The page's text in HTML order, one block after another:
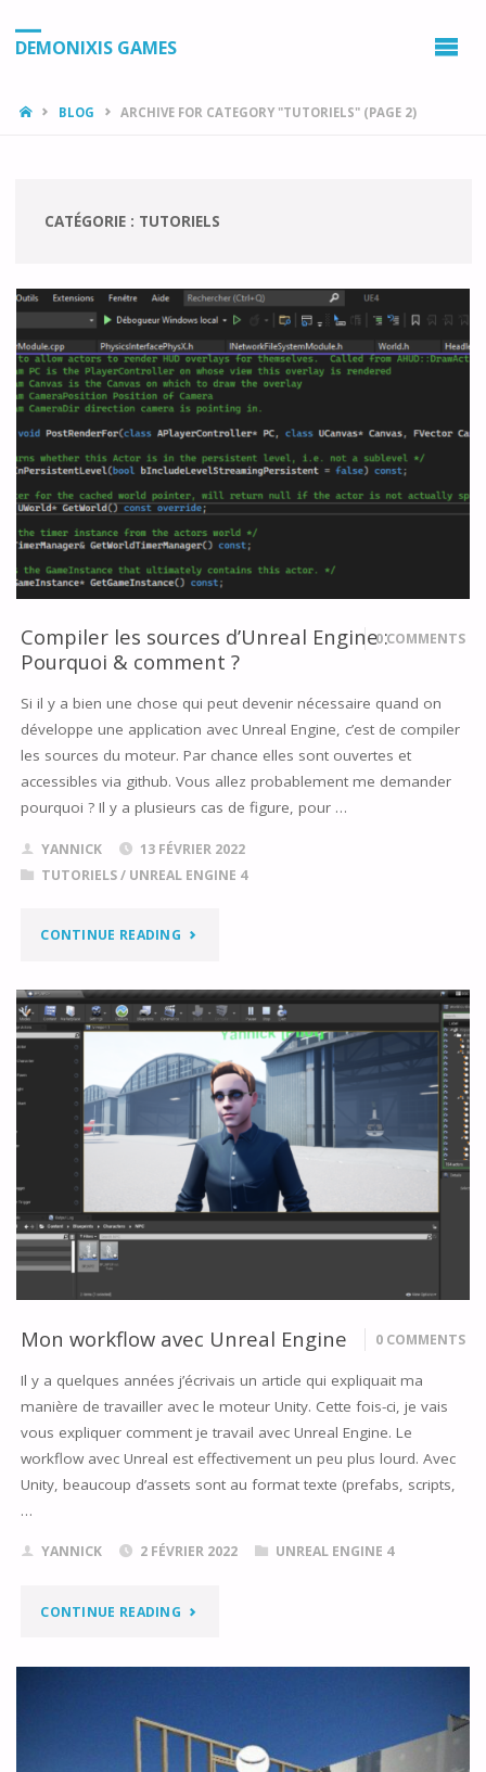
DEMONIXIS GAMES
HOMEBLOG ARCHIVE FOR CATEGORY "TUTORIELS" (PAGE 2)
CATÉGORIE : TUTORIELS
Compiler les sources d’Unreal Engine :
Pourquoi & comment ?
0 COMMENTS
Si il y a bien une chose qui peut devenir nécessaire quand on
développe une application avec Unreal Engine, c’est de compiler
les sources du moteur. Par chance elles sont ouvertes et
accessibles via github. Vous allez probablement me demander
pourquoi ? Il y a plusieurs cas de figure, pour …
YANNICK
13 FÉVRIER 2022
TUTORIELS/ UNREAL ENGINE 4
CONTINUE READING "COMPILER
SOURCES
D’UNREAL
ENGINE
:
POURQUOI
&
Mon workflow avec Unreal Engine 0 COMMENTS
Il y a quelques années j’écrivais un article qui expliquait ma
manière de travailler avec le moteur Unity. Cette fois-ci, je vais
vous expliquer comment je travail avec Unreal Engine. Le
workflow avec Unreal est effectivement un peu plus lourd. Avec
Unity, beaucoup d’assets sont au format texte (prefabs, scripts,
…
YANNICK 2 FÉVRIER 2022 UNREAL ENGINE 4
CONTINUE READING "MON
UNREAL